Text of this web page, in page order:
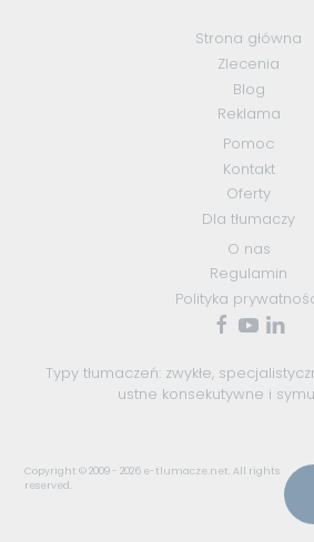
Strona główna
Zlecenia
Blog
Reklama
Pomoc
Kontakt
Oferty
Dla tłumaczy
O nas
Regulamin
Polityka
Typy tłumaczeń: zwykłe,
ustne konsekutywne i
Copyright © 2009 - 2026 e-tlumacze.net. All rights
reserved.